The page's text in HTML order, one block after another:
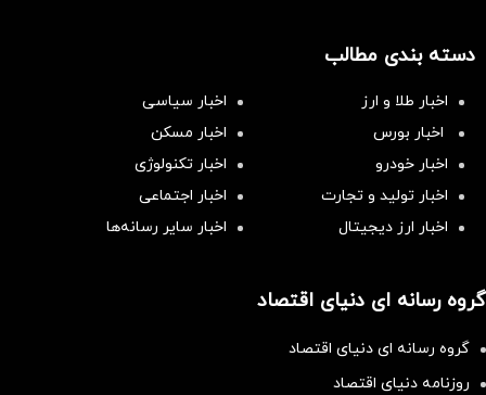
دسته بندی مطالب
اخبار طلا و ارز
اخبار سیاسی
اخبار بورس
اخبار مسکن
اخبار خودرو
اخبار تکنولوژی
اخبار تولید و تجارت
اخبار اجتماعی
اخبار ارز دیجیتال
اخبار سایر رسانه‌‌ها
گروه رسانه ای دنیای اقتصاد
گروه رسانه ای دنیای اقتصاد
روزنامه دنیای اقتصاد